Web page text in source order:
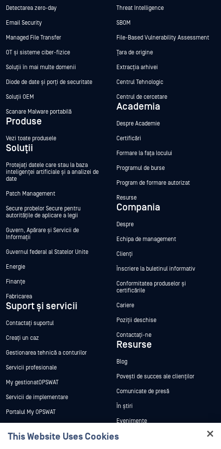
Detectarea zero-day
Email Security
Managed File Transfer
OT și sisteme ciber-fizice
Soluții în mai multe domenii
Diode de date și porți de securitate
Soluții OEM
Scanare Malware portabilă
Produse
Vezi toate produsele
Soluții
Protejați datele care stau la baza
inteligenței artificiale și a analizei de
date
Patch Management
Secure probelor Secure pentru
autoritățile de aplicare a legii
Guvern, Apărare și Servicii de
Informații
Guvernul federal al Statelor Unite
Energie
Finanțe
Fabricarea
Suport și servicii
Contactați suportul
Creați un caz
Gestionarea tehnică a conturilor
Servicii profesionale
My gestionatOPSWAT
Servicii de implementare
Portalul My OPSWAT
Formare
Threat Intelligence
SBOM
File-Based Vulnerability Assessment
Țara de origine
Extracția arhivei
Centrul Tehnologic
Centrul de cercetare
Academia
Despre Academie
Certificări
Formare la fața locului
Programul de burse
Program de formare autorizat
Resurse
Compania
Despre
Echipa de management
Clienți
Înscriere la buletinul informativ
Conformitatea produselor și
certificările
Cariere
Poziții deschise
Contactați-ne
Resurse
Blog
Povești de succes ale clienților
Comunicate de presă
În știri
Evenimente
Webinare
This Website Uses Cookies